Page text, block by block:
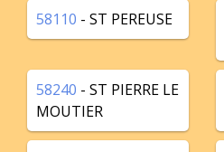
58110 - ST PEREUSE
58240 - ST PIERRE LE
MOUTIER